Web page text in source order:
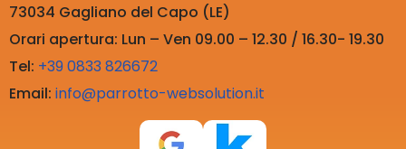
73034 Gagliano del Capo (LE)
Orari apertura: Lun – Ven 09.00 – 12.30 / 16.30- 19.30
Tel: +39 0833 826672
Email: info@parrotto-websolution.it